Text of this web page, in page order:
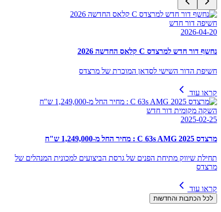
חשיפה דור חדש
2026-04-20
נחשף דור חדש למרצדס C קלאס החדשה 2026
חשיפת הדור השישי לסדאן המוכרת של מרצדס
קראו עוד
השקה מקומית דור חדש
2025-02-25
מרצדס C 63s AMG 2025 : מחיר החל מ-1,249,000 ש"ח
תחילת שיווק מתיחת הפנים של גרסת הביצועים למכונית המנהלים של
מרצדס
קראו עוד
לכל הכתבות והחדשות